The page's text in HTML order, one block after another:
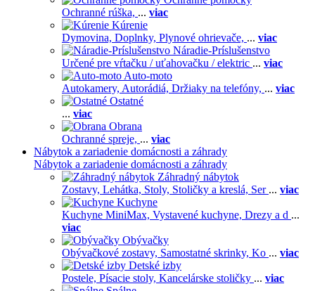
Ochranné rúška, ... viac
Kúrenie
Dymovina, Doplnky, Plynové ohrievače, ... viac
Náradie-Príslušenstvo
Určené pre vŕtačku / uťahovačku / elektric ... viac
Auto-moto
Autokamery, Autorádiá, Držiaky na telefóny, ... viac
Ostatné
... viac
Obrana
Ochranné spreje, ... viac
Nábytok a zariadenie domácnosti a záhrady
Nábytok a zariadenie domácnosti a záhrady
Záhradný nábytok
Zostavy, Lehátka, Stoly, Stoličky a kreslá, Ser ... viac
Kuchyne
Kuchyne MiniMax, Vystavené kuchyne, Drezy a d ...
viac
Obývačky
Obývačkové zostavy, Samostatné skrinky, Ko ... viac
Detské izby
Postele, Písacie stoly, Kancelárske stoličky ... viac